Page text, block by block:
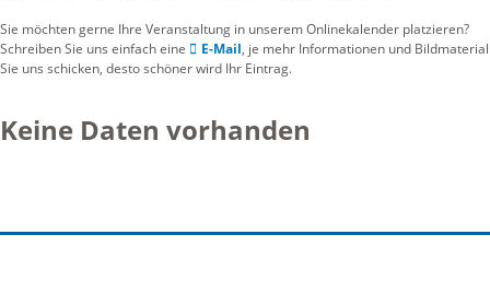
Sie möchten gerne Ihre Veranstaltung in unserem Onlinekalender platzieren?
Schreiben Sie uns einfach eine
E-Mail, je mehr Informationen und Bildmaterial
Sie uns schicken, desto schöner wird Ihr Eintrag.
Keine Daten vorhanden